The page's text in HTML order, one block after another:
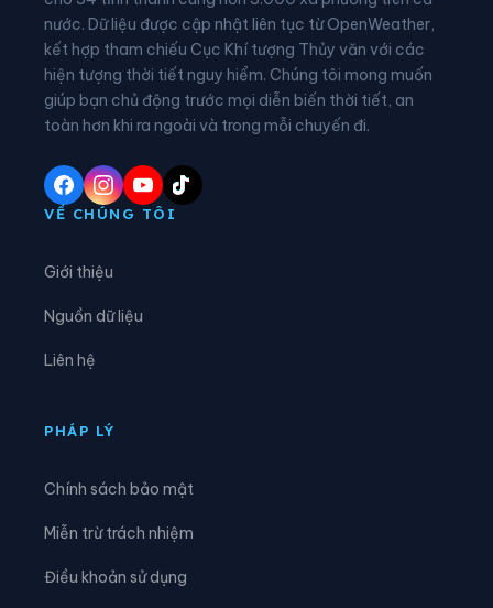
Xã Đại Đồng Xã Diên Hà
Xã Đoàn Đào Xã Đồng Bằng
Xã Đồng Châu Xã Đông Hưng
Xã Đông Quan
Xã Đông Thụy Anh
Xã Hưng Hà
nước. Dữ liệu được cập nhật liên tục từ OpenWeather,
kết hợp tham chiếu Cục Khí tượng Thủy văn với các
hiện tượng thời tiết nguy hiểm. Chúng tôi mong muốn
giúp bạn chủ động trước mọi diễn biến thời tiết, an
toàn hơn khi ra ngoài và trong mỗi chuyến đi.
VỀ CHÚNG TÔI
Giới thiệu
Nguồn dữ liệu
Liên hệ
PHÁP LÝ
Chính sách bảo mật
Miễn trừ trách nhiệm
Điều khoản sử dụng